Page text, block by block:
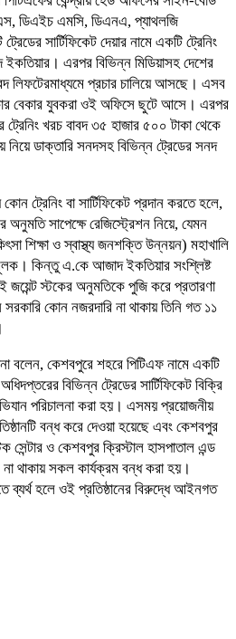
ডিএইচ এমসি, ডিএনএ, প্যাথলজি
সার্টিফিকেট দেয়ার নামে একটি ট্রেনিং
এরপর বিভিন্ন মিডিয়াসহ দেশের
লিফটেরমাধ্যমে প্রচার চালিয়ে আসছে। এসব
বেকার যুবকরা ওই অফিসে ছুটে আসে। এরপর
খরচ বাবদ ৩৫ হাজার ৫০০ টাকা থেকে
নিয়ে ডাক্তারি সনদসহ বিভিন্ন ট্রেডের সনদ
কোন ট্রেনিং বা সার্টিফিকেট প্রদান করতে হলে,
সাপেক্ষে রেজিস্ট্রেশন নিয়ে, যেমন
শিক্ষা ও স্বাস্থ্য জনশক্তি উন্নয়ন) মহাখালি
কিন্তু এ.কে আজাদ ইকতিয়ার সংশ্লিষ্ট
স্টকের অনুমতিকে পুজি করে প্রতারণা
কোন নজরদারি না থাকায় তিনি গত ১১
বলেন, কেশবপুরে শহরে পিটিএফ নামে একটি
বিভিন্ন ট্রেডের সার্টিফিকেট বিক্রি
পরিচালনা করা হয়। এসময় প্রয়োজনীয়
বন্ধ করে দেওয়া হয়েছে এবং কেশবপুর
সেন্টার ও কেশবপুর ক্রিস্টাল হাসপাতাল এন্ড
না থাকায় সকল কার্যক্রম বন্ধ করা হয়।
ব্যর্থ হলে ওই প্রতিষ্ঠানের বিরুদ্ধে আইনগত